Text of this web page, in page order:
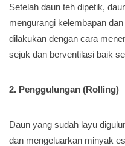
Setelah daun teh dipetik,
mengurangi kelembapan
dilakukan dengan cara
sejuk dan berventilasi baik
2. Penggulungan (Rolling)
Daun yang sudah layu
dan mengeluarkan minyak